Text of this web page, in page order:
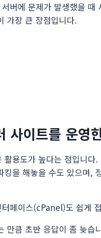
버에 문제가 발생했을
가장 큰 장점입니다.
사이트를 운영
활용도가 높다는 점입니다.
을 해놓을 수도 있으며,
페이스(cPanel)도 쉽게
만큼 초반 응답이 좀 늦습